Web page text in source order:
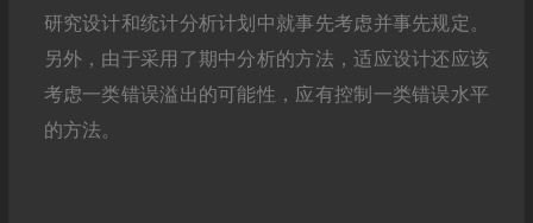
研究设计和统计分析计划中就事先考虑并事先规定。
另外，由于采用了期中分析的方法，适应设计还应该
考虑一类错误溢出的可能性，应有控制一类错误水平
的方法。